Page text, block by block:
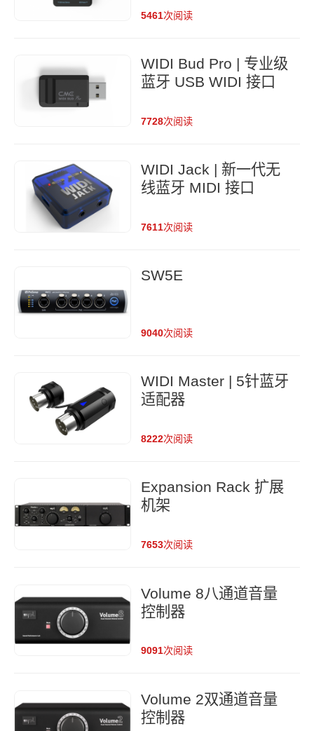
5461次阅读
WIDI Bud Pro | 专业级
蓝牙 USB WIDI 接口
7728次阅读
WIDI Jack | 新一代无
线蓝牙 MIDI 接口
7611次阅读
SW5E
9040次阅读
WIDI Master | 5针蓝牙
适配器
8222次阅读
Expansion Rack 扩展
机架
7653次阅读
Volume 8八通道音量
控制器
9091次阅读
Volume 2双通道音量
控制器